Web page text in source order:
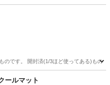
のです。 開封済(1/3ほど使ってある)もの
ールマット